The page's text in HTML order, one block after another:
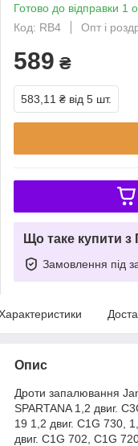
Готово до відправки 1
Код: RB4
Опт і
589 ₴
583,11 ₴ від 5 шт.
Що таке купити
Замовлення під
Опис
Дроти запалювання
SPARTANA 1,2 двиг.
19 1,2 двиг. C1G 730,
двиг. C1G 702, C1G